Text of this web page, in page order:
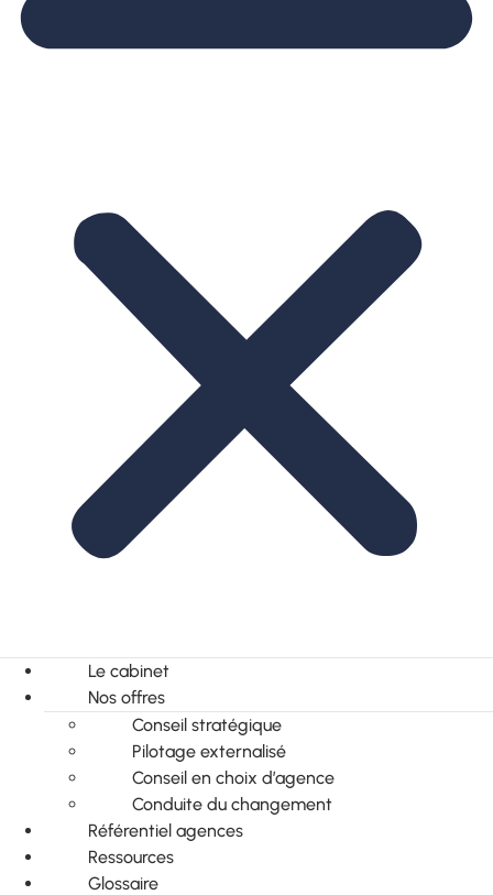
Le cabinet
Nos offres
Conseil stratégique
Pilotage externalisé
Conseil en choix d’agence
Conduite du changement
Référentiel agences
Ressources
Glossaire